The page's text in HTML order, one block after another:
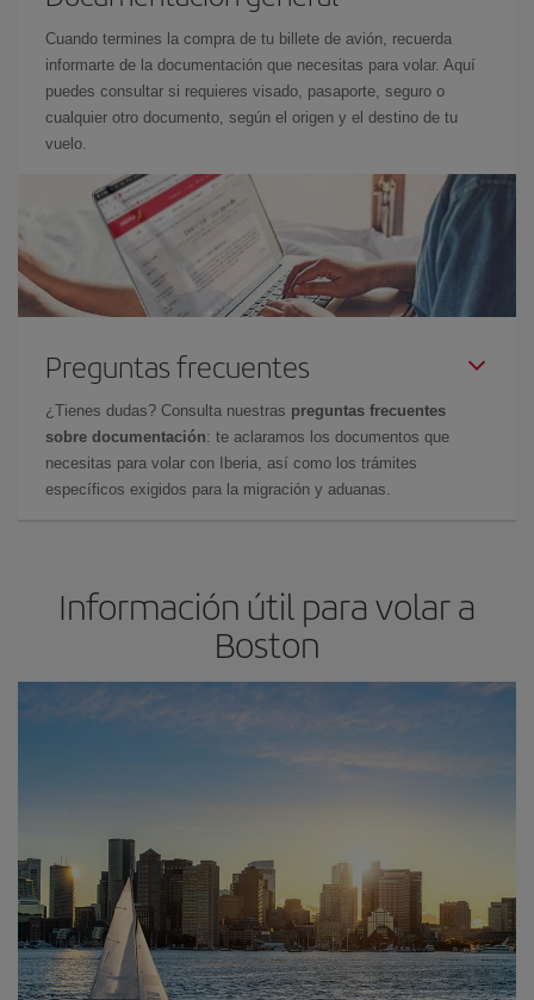
Cuando termines la compra de tu billete de avión, recuerda
informarte de la documentación que necesitas para volar. Aquí
puedes consultar si requieres visado, pasaporte, seguro o
cualquier otro documento, según el origen y el destino de tu
vuelo.
Preguntas frecuentes
¿Tienes dudas? Consulta nuestras preguntas frecuentes
sobre documentación: te aclaramos los documentos que
necesitas para volar con Iberia, así como los trámites
específicos exigidos para la migración y aduanas.
Información útil para volar a
Boston